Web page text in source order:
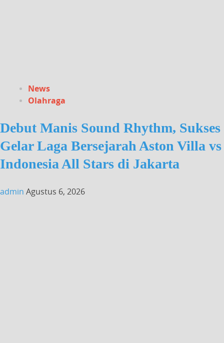
News
Olahraga
Debut Manis Sound Rhythm, Sukses
Gelar Laga Bersejarah Aston Villa vs
Indonesia All Stars di Jakarta
admin Agustus 6, 2026